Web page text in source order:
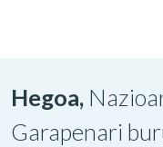
Hegoa,
Garapenari